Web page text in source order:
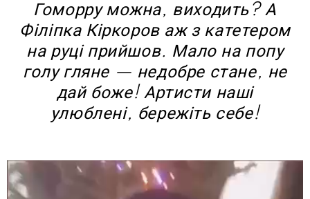
Гоморру можна, виходить? А
Філіпка Кіркоров аж з катетером
на руці прийшов. Мало на попу
голу гляне — недобре стане, не
дай боже! Артисти наші
улюблені, бережіть себе!
В
и